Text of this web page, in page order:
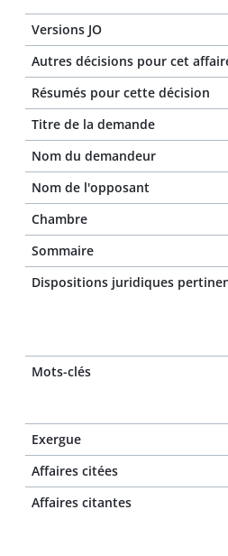
Versions JO
Autres décisions pour cet
Résumés pour cette décision
Titre de la demande
Nom du demandeur
Nom de l'opposant
Chambre
Sommaire
Dispositions juridiques
Mots-clés
Exergue
Affaires citées
Affaires citantes